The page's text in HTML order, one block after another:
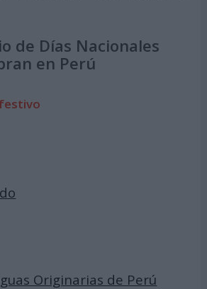
de Días Nacionales
en Perú
festivo
Originarias de Perú